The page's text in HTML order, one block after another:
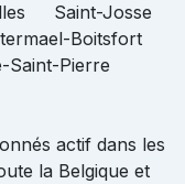
Saint-Josse
Boitsfort
Pierre
actif dans les
la Belgique et